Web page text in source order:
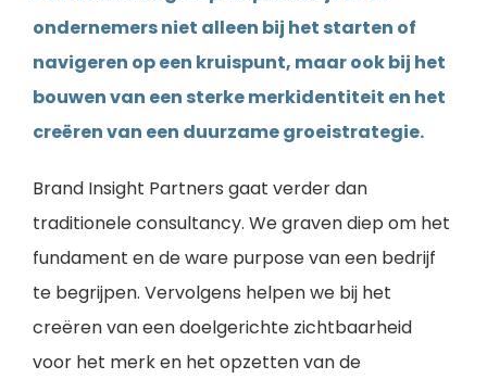
ondernemers niet alleen bij het starten of
navigeren op een kruispunt, maar ook bij het
bouwen van een sterke merkidentiteit en het
creëren van een duurzame groeistrategie.
Brand Insight Partners gaat verder dan
traditionele consultancy. We graven diep om het
fundament en de ware purpose van een bedrijf
te begrijpen. Vervolgens helpen we bij het
creëren van een doelgerichte zichtbaarheid
voor het merk en het opzetten van de